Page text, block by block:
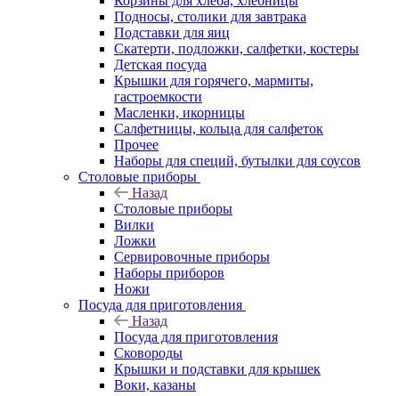
Подносы, столики для завтрака
Подставки для яиц
Скатерти, подложки, салфетки, костеры
Детская посуда
Крышки для горячего, мармиты,
гастроемкости
Масленки, икорницы
Салфетницы, кольца для салфеток
Прочее
Наборы для специй, бутылки для соусов
Столовые приборы
Назад
Столовые приборы
Вилки
Ложки
Сервировочные приборы
Наборы приборов
Ножи
Посуда для приготовления
Назад
Посуда для приготовления
Сковороды
Крышки и подставки для крышек
Воки, казаны